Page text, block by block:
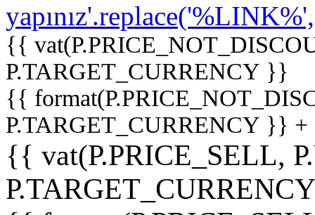
{{
P.TARGET_CURRENCY }}
{{
P.TARGET_CURRENCY }}
{{ vat(P.PRICE_SELL,